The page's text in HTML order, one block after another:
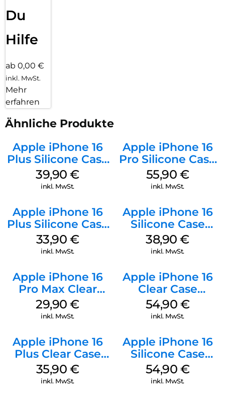
Du
Hilfe
ab 0,00 €
inkl. MwSt.
Mehr
erfahren
Ähnliche Produkte
Apple iPhone 16
Plus Silicone Case
MagSafe Plum
39,90€
inkl. MwSt.
Apple iPhone 16
Pro Silicone Case
MagSafe Stone
Gray
55,90 €
inkl. MwSt.
Apple iPhone 16
Plus Silicone Case
MagSafe Lake
Green
33,90 €
inkl. MwSt.
Apple iPhone 16
Silicone Case
MagSafe
Ultramarine
38,90€
inkl. MwSt.
Apple iPhone 16
Pro Max Clear
Case MagSafe
Transparent
29,90€
inkl. MwSt.
Apple iPhone 16
Clear Case
MagSafe
Transparent
54,90 €
inkl. MwSt.
Apple iPhone 16
Plus Clear Case
MagSafe
Transparent
35,90 €
inkl. MwSt.
Apple iPhone 16
Silicone Case
MagSafe Lake
Green
54,90 €
inkl. MwSt.